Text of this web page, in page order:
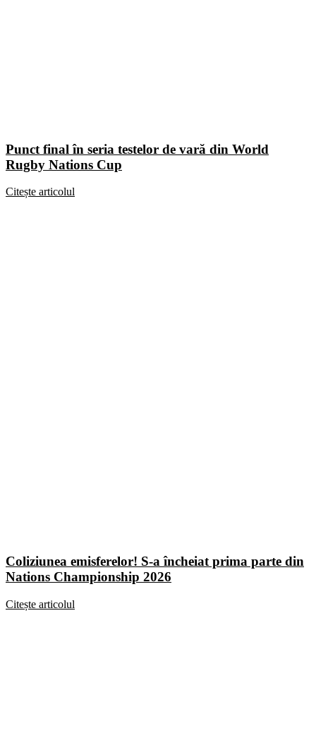
Punct final în seria testelor de vară din World
Rugby Nations Cup
Citește articolul
Coliziunea emisferelor! S-a încheiat prima parte din
Nations Championship 2026
Citește articolul